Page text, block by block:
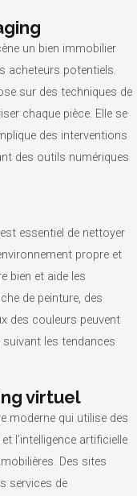
un bien immobilier
acheteurs potentiels.
sur des techniques de
chaque pièce. Elle se
des interventions
des outils numériques
essentiel de nettoyer
propre et
bien et aide les
de peinture, des
des couleurs peuvent
suivant les tendances
virtuel
moderne qui utilise des
l’intelligence artificielle
Des sites
services de